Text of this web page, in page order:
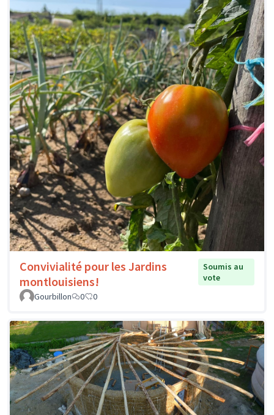
Convivialité pour les Jardins
montlouisiens!
Soumis au
vote
Gourbillon
0 0